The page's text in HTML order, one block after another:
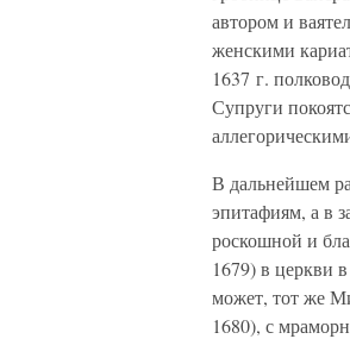
автором и
женскими
1637 г.
Супруги
В дальнейшем
эпитафиям, а в
роскошной и
1679) в церкви
может, тот же
1680), с